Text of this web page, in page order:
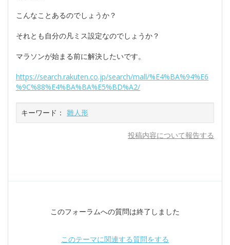
こんなことあるのでしょうか？
それとも自分の凡ミス設定なのでしょうか？
マラソンが始まる前に解決したいです。
https://search.rakuten.co.jp/search/mall/%E4%BA%94%E6
%9C%88%E4%BA%BA%E5%BD%A2/
キーワード： 雛人形
投稿内容について報告する
このフォーラムへの質問は終了しました
このテーマに関連する質問をする